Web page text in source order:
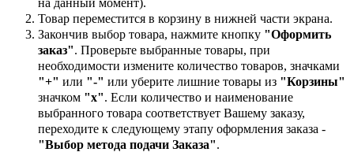
на данный момент).
Товар переместится в корзину в нижней части экрана.
Закончив выбор товара, нажмите кнопку "Оформить
заказ". Проверьте выбранные товары, при
необходимости измените количество товаров, значками
"+" или "-" или уберите лишние товары из "Корзины"
значком "х". Если количество и наименование
выбранного товара соответствует Вашему заказу,
переходите к следующему этапу оформления заказа -
"Выбор метода подачи Заказа".